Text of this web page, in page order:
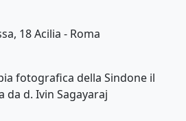
18 Acilia - Roma
fotografica della Sindone il
da d. Ivin Sagayaraj